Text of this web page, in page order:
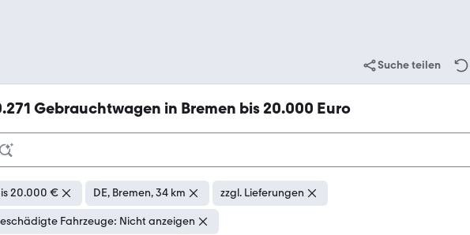
Suche teilen
Gebrauchtwagen in Bremen bis 20.000 Euro
20.000 € DE, Bremen, 34 km zzgl. Lieferungen
Fahrzeuge: Nicht anzeigen